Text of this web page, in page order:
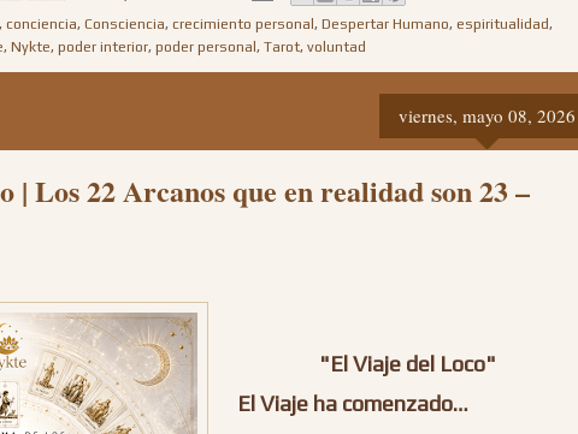
, conciencia, Consciencia, crecimiento personal, Despertar Humano, espiritualidad,
, Nykte, poder interior, poder personal, Tarot, voluntad
viernes, mayo 08, 2026
| Los 22 Arcanos que en realidad son 23 –
"El Viaje del Loco"
El Viaje ha comenzado…